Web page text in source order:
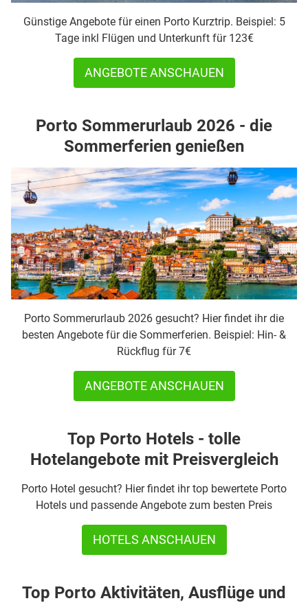
Günstige Angebote für einen Porto Kurztrip. Beispiel: 5
Tage inkl Flügen und Unterkunft für 123€
ANGEBOTE ANSCHAUEN
Porto Sommerurlaub 2026 - die
Sommerferien genießen
Porto Sommerurlaub 2026 gesucht? Hier findet ihr die
besten Angebote für die Sommerferien. Beispiel: Hin- &
Rückflug für 7€
ANGEBOTE ANSCHAUEN
Top Porto Hotels - tolle
Hotelangebote mit Preisvergleich
Porto Hotel gesucht? Hier findet ihr top bewertete Porto
Hotels und passende Angebote zum besten Preis
HOTELS ANSCHAUEN
Top Porto Aktivitäten, Ausflüge und